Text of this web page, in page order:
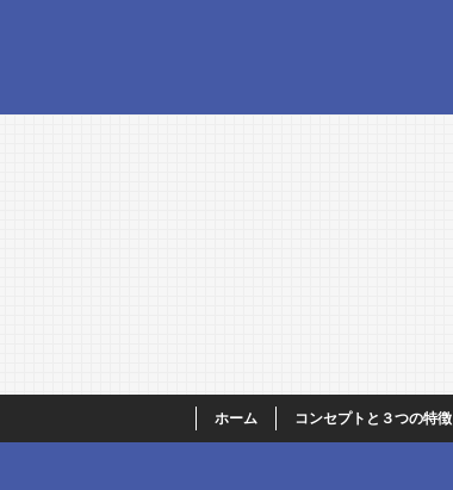
ホーム コンセプトと３つの特徴